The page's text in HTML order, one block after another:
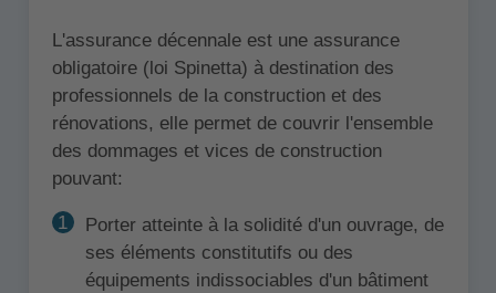
L'assurance décennale est une assurance
obligatoire (loi Spinetta) à destination des
professionnels de la construction et des
rénovations, elle permet de couvrir l'ensemble
des dommages et vices de construction
pouvant:
Porter atteinte à la solidité d'un ouvrage, de
ses éléments constitutifs ou des
équipements indissociables d'un bâtiment